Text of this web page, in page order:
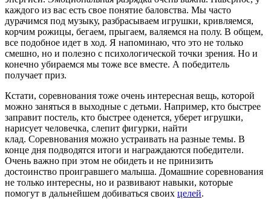
каждого из вас есть свое понятие баловства. Мы часто
дурачимся под музыку, разбрасываем игрушки, кривляемся,
корчим рожицы, бегаем, прыгаем, валяемся на полу. В общем,
все подобное идет в ход. Я напоминаю, что это не только
смешно, но и полезно с психологической точки зрения. Но и
конечно убираемся мы тоже все вместе. А победитель
получает приз.
Кстати, соревнования тоже очень интересная вещь, которой
можно заняться в выходные с детьми. Например, кто быстрее
заправит постель, кто быстрее оденется, уберет игрушки,
нарисует человечка, слепит фигурки, найти
клад. Соревнования можно устраивать на разные темы. В
конце дня подводятся итоги и награждаются победители.
Очень важно при этом не обидеть и не принизить
достоинство проигравшего малыша. Домашние соревнования
не только интересны, но и развивают навыки, которые
помогут в дальнейшем добиваться своих целей.